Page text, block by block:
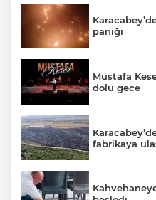
paniği
Mustafa
dolu gece
fabrikaya